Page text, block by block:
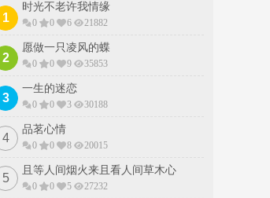
时光不老许我情缘
0 0 6 21882
愿做一只凌风的蝶
0 0 9 35853
一生的迷恋
0 0 3 30188
品茗心情
0 0 8 20015
且等人间烟火来且看人间草木心
0 0 5 27232
1
2
3
4
5